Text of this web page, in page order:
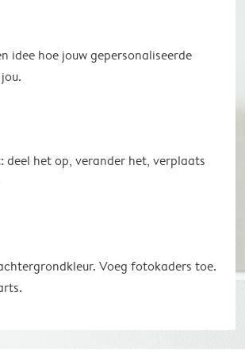
idee hoe jouw gepersonaliseerde
het op, verander het, verplaats
Voeg fotokaders toe.